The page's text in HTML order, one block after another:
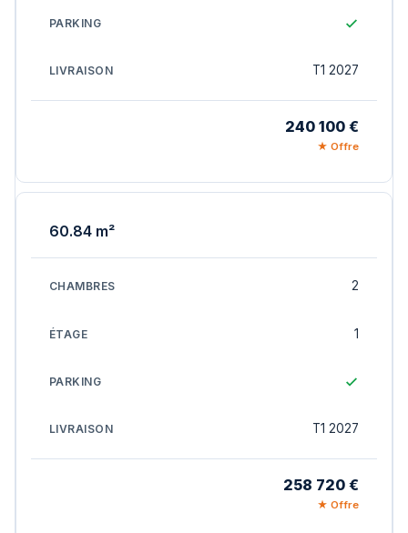
T1 2027
240 100 €
★ Offre
60.84 m²
2
1
T1 2027
258 720 €
★ Offre